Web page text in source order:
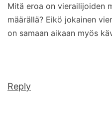
Mitä eroa on vierailijoiden
määrällä? Eikö jokainen
on samaan aikaan myös
Reply